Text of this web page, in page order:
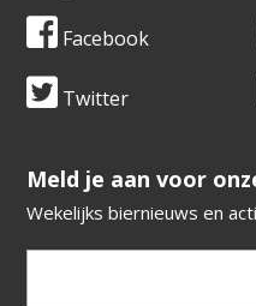
Facebook
Twitter
​​​​​​​Meld je aan voor
Wekelijks biernieuws en